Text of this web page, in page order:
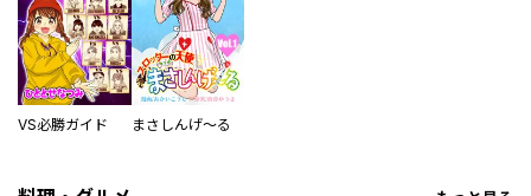
VS必勝ガイド まさしんげ～る